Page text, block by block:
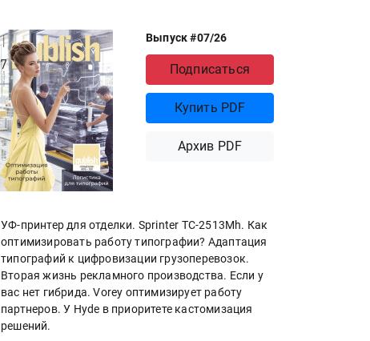
Выпуск #07/26
Подписаться
Купить PDF
Архив PDF
УФ-принтер для отделки. Sprinter ТС-2513Mh. Как
оптимизировать работу типографии? Адаптация
типографий к цифровизации грузоперевозок.
Вторая жизнь рекламного производства. Если у
вас нет гибрида. Vorey оптимизирует работу
партнеров. У Hyde в приоритете кастомизация
решений.